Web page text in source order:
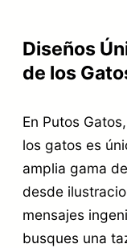
c
a
t
i
d
a
d
Diseños
de los
En Putos
los gatos es
amplia gama
desde
mensajes
busques una